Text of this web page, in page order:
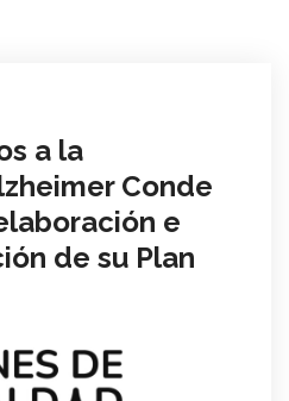
a la
Conde
e
de su Plan